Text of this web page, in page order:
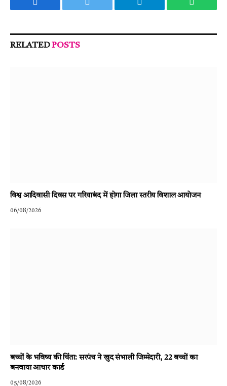
Facebook Twitter Telegram
RELATEDPOSTS
विश्व आदिवासी दिवस पर गरियाबंद में होगा जिला स्तरीय विशाल आयोजन
06/08/2026
बच्चों के भविष्य की चिंता: सरपंच ने खुद संभाली जिम्मेदारी, 22 बच्चों का
बनवाया आधार कार्ड
05/08/2026